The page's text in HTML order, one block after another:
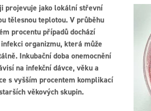
projevuje jako lokální střevní
tělesnou teplotou. V průběhu
procentu případů dochází
organizmu, která může
Inkubační doba onemocnění
na infekční dávce, věku a
s vyšším procentem komplikací
věkových skupin.